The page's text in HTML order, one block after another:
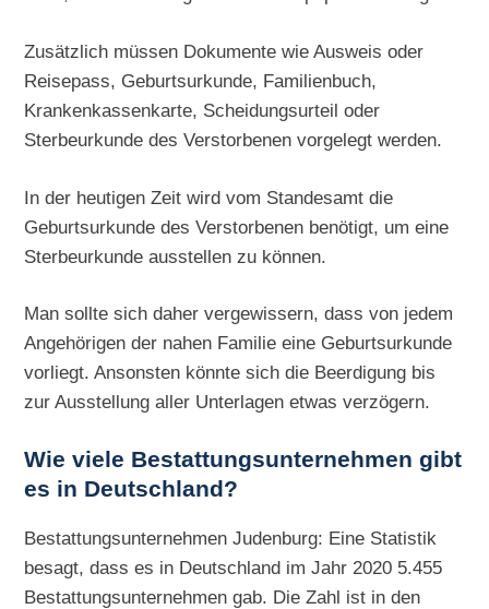
Zusätzlich müssen Dokumente wie Ausweis oder
Reisepass, Geburtsurkunde, Familienbuch,
Krankenkassenkarte, Scheidungsurteil oder
Sterbeurkunde des Verstorbenen vorgelegt werden.
In der heutigen Zeit wird vom Standesamt die
Geburtsurkunde des Verstorbenen benötigt, um eine
Sterbeurkunde ausstellen zu können.
Man sollte sich daher vergewissern, dass von jedem
Angehörigen der nahen Familie eine Geburtsurkunde
vorliegt. Ansonsten könnte sich die Beerdigung bis
zur Ausstellung aller Unterlagen etwas verzögern.
Wie viele Bestattungsunternehmen gibt
es in Deutschland?
Bestattungsunternehmen Judenburg: Eine Statistik
besagt, dass es in Deutschland im Jahr 2020 5.455
Bestattungsunternehmen gab. Die Zahl ist in den